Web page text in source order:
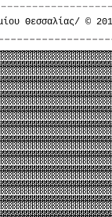
Θεσσαλίας/ ©